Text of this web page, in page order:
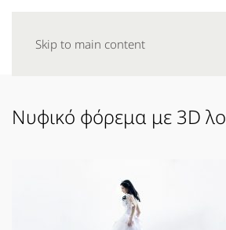
Skip to main content
Νυφικό φόρεμα με 3D